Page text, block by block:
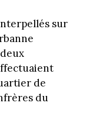
sur
de
du